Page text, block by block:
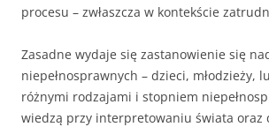
procesu – zwłaszcza w kontekście
Zasadne wydaje się zastanowienie się
niepełnosprawnych – dzieci, młodzieży,
różnymi rodzajami i stopniem
wiedzą przy interpretowaniu świata oraz